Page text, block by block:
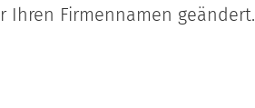
Ihren Firmennamen geändert.